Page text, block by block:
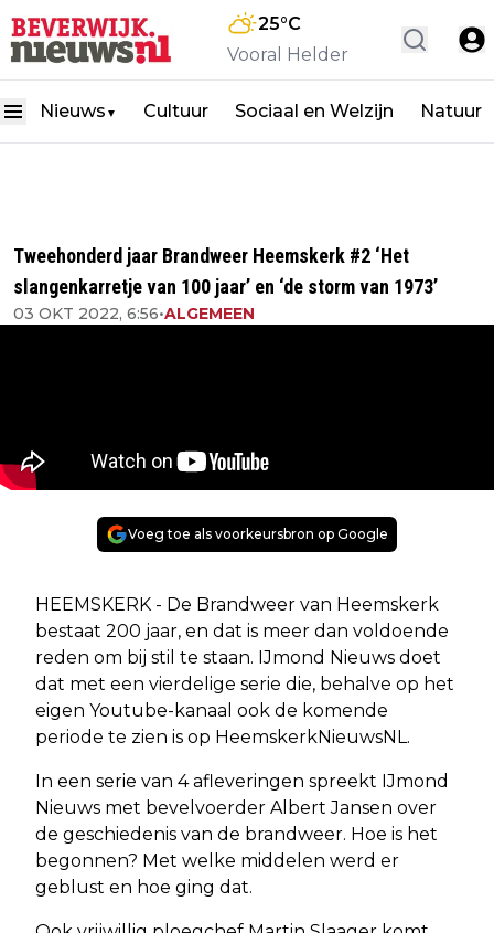
25°C
Vooral Helder
Nieuws ▼ Cultuur Sociaal en Welzijn Natuur
Tweehonderd jaar Brandweer Heemskerk #2 ‘Het
slangenkarretje van 100 jaar’ en ‘de storm van 1973’
03 OKT 2022, 6:56•ALGEMEEN
Voeg toe als voorkeursbron op Google
HEEMSKERK - De Brandweer van Heemskerk
bestaat 200 jaar, en dat is meer dan voldoende
reden om bij stil te staan. IJmond Nieuws doet
dat met een vierdelige serie die, behalve op het
eigen Youtube-kanaal ook de komende
periode te zien is op HeemskerkNieuwsNL.
In een serie van 4 afleveringen spreekt IJmond
Nieuws met bevelvoerder Albert Jansen over
de geschiedenis van de brandweer. Hoe is het
begonnen? Met welke middelen werd er
geblust en hoe ging dat.